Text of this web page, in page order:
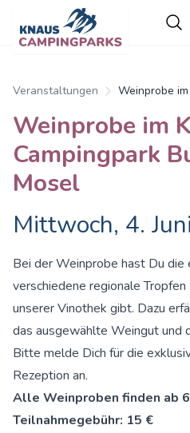
Veranstaltungen
Weinprobe
Weinprobe im
Campingpark
Mosel
Mittwoch, 4.
Bei der Weinprobe hast Du die
verschiedene regionale
unserer Vinothek gibt. Dazu
das ausgewählte Weingut und
Bitte melde Dich für die
Rezeption an.
Alle Weinproben finden ab
Teilnahmegebühr: 15 €